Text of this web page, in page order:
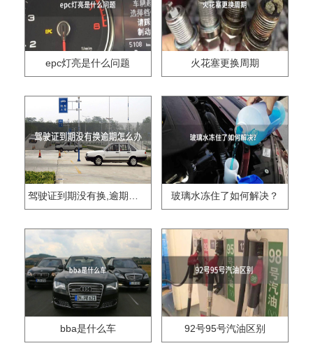
epc灯亮是什么问题 火花塞更换周期
驾驶证到期没有换,逾期怎么办?? 玻璃水冻住了如何解决？
bba是什么车 92号95号汽油区别